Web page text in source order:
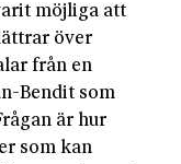
möjliga att
över
från en
Bendit som
är hur
som kan